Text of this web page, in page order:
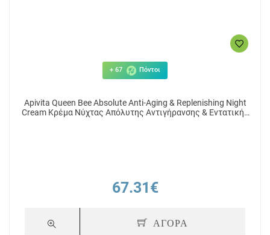
+ 67 Πόντοι
Apivita Queen Bee Absolute Anti-Aging & Replenishing Night
Cream Κρέμα Νύχτας Απόλυτης Αντιγήρανσης & Εντατικής
67.31€
ΑΓΟΡΑ